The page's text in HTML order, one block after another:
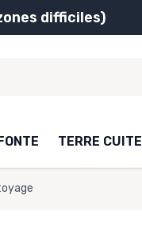
difficiles)
TERRE CUITE